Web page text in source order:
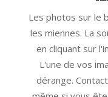
Les photos sur le
les miennes. La
en cliquant sur
L'une de vos
dérange.